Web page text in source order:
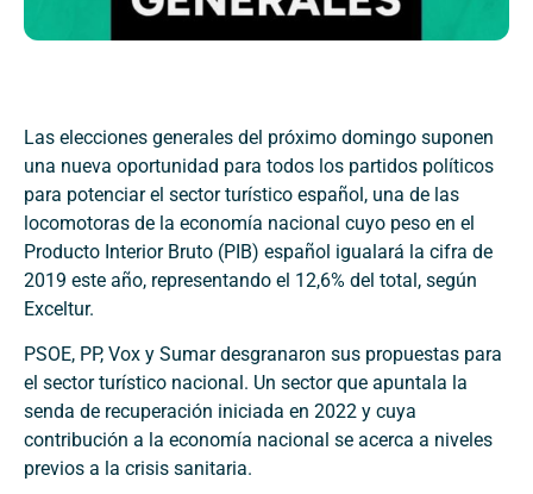
Las elecciones generales del próximo domingo suponen
una nueva oportunidad para todos los partidos políticos
para potenciar el sector turístico español, una de las
locomotoras de la economía nacional cuyo peso en el
Producto Interior Bruto (PIB) español igualará la cifra de
2019 este año, representando el 12,6% del total, según
Exceltur.
PSOE, PP, Vox y Sumar desgranaron sus propuestas para
el sector turístico nacional. Un sector que apuntala la
senda de recuperación iniciada en 2022 y cuya
contribución a la economía nacional se acerca a niveles
previos a la crisis sanitaria.